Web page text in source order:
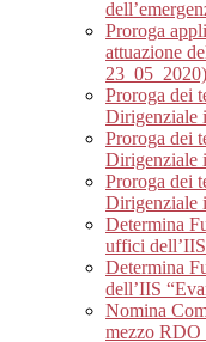
Proroga
attuazione
23_05_2020)
Proroga dei
Dirigenziale
Proroga dei
Dirigenziale
Proroga dei
Dirigenziale
Determina
uffici
Determina
dell’IIS
Nomina
mezzo RDO